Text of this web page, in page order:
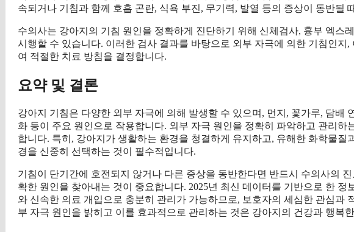
속되거나 기침과 함께 호흡 곤란, 식욕 부진, 무기력, 발열 등의 증상이 동반될
수의사는 강아지의 기침 원인을 정확하게 진단하기 위해 신체검사, 흉부 엑스
시행할 수 있습니다. 이러한 검사 결과를 바탕으로 외부 자극에 의한 기침인지
여 적절한 치료 방침을 결정합니다.
요약 및 결론
강아지 기침은 다양한 외부 자극에 의해 발생할 수 있으며, 먼지, 꽃가루, 담배
화 등이 주요 원인으로 작용합니다. 외부 자극 원인을 정확히 파악하고 관리하
합니다. 특히, 강아지가 생활하는 환경을 청결하게 유지하고, 유해한 화학물질
경을 신중히 선택하는 것이 필수적입니다.
기침이 단기간에 호전되지 않거나 다른 증상을 동반한다면 반드시 수의사의
확한 원인을 찾아내는 것이 중요합니다. 2025년 최신 데이터를 기반으로 한 정
와 신속한 의료 개입으로 충분히 관리가 가능하므로, 보호자의 세심한 관심과
부 자극 원인을 밝히고 이를 효과적으로 관리하는 것은 강아지의 건강과 행복